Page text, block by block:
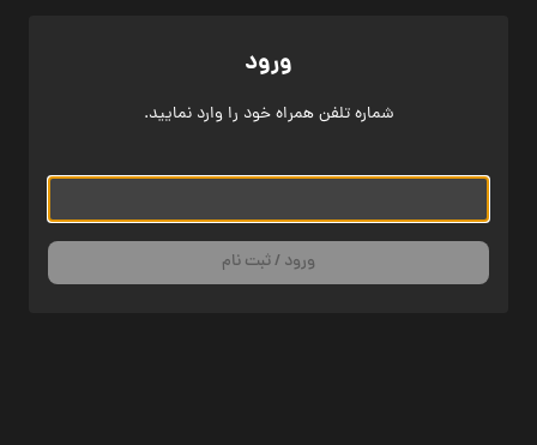
ورود
شماره تلفن همراه خود را وارد نمایید.
ورود / ثبت نام